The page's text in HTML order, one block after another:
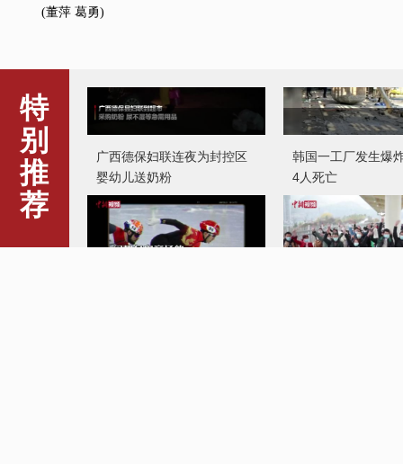
(董萍 葛勇)
特
别
推
荐
广西德保妇联连夜为封控区
婴幼儿送奶粉
韩国一工厂发生爆
4人死亡
这些中国“00后”正在冬奥会
贵州桐梓600余人